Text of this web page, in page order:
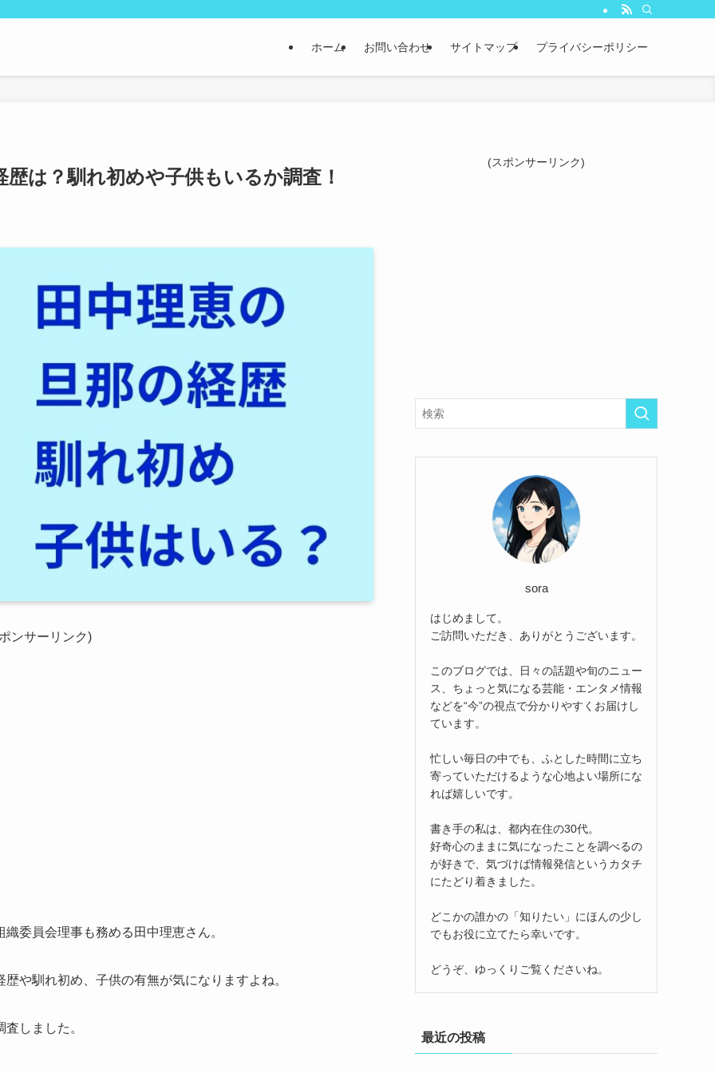
ホーム お問い合わせ サイトマップ プライバシーポリシー
は？馴れ初めや子供もいるか調査！
ンサーリンク)
委員会理事も務める田中理恵さん。
や馴れ初め、子供の有無が気になりますよね。
しました。
(スポンサーリンク)
sora
はじめまして。
ご訪問いただき、ありがとうございます。
このブログでは、日々の話題や旬のニュー
ス、ちょっと気になる芸能・エンタメ情報
などを“今”の視点で分かりやすくお届けし
ています。
忙しい毎日の中でも、ふとした時間に立ち
寄っていただけるような心地よい場所にな
れば嬉しいです。
書き手の私は、都内在住の30代。
好奇心のままに気になったことを調べるの
が好きで、気づけば情報発信というカタチ
にたどり着きました。
どこかの誰かの「知りたい」にほんの少し
でもお役に立てたら幸いです。
どうぞ、ゆっくりご覧くださいね。
最近の投稿